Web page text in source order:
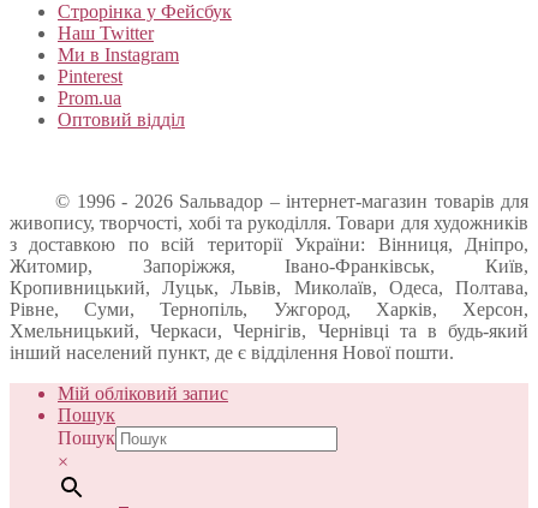
Строрінка у Фейсбук
Наш Twitter
Ми в Instagram
Pinterest
Prom.ua
Оптовий відділ
© 1996 - 2026 Sальвадор – інтернет-магазин товарів для
живопису, творчості, хобі та рукоділля. Товари для художників
з доставкою по всій території України: Вінниця, Дніпро,
Житомир, Запоріжжя, Івано-Франківськ, Київ,
Кропивницький, Луцьк, Львів, Миколаїв, Одеса, Полтава,
Рівне, Суми, Тернопіль, Ужгород, Харків, Херсон,
Хмельницький, Черкаси, Чернігів, Чернівці та в будь-який
інший населений пункт, де є відділення Нової пошти.
Мій обліковий запис
Пошук
Пошук
×